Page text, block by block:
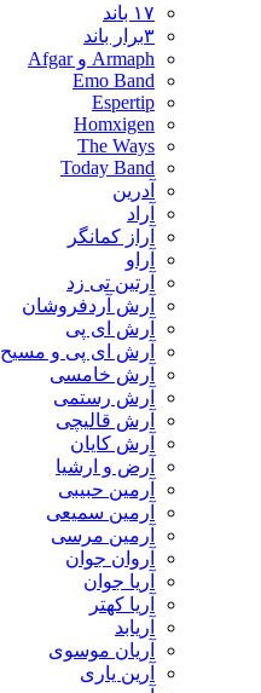
۱۷ باند
۳برار باند
Armaph و Afgar
Emo Band
Espertip
Homxigen
The Ways
Today Band
آدرین
آراد
آراز کمانگر
آراو
آرتین تی زد
آرش آردفروشان
آرش ای پی
آرش ای پی و مسیح
آرش خامسی
آرش رستمی
آرش قالیچی
آرش کایان
​آرض و ارشیا
آرمین حبیبی
آرمین سمیعی
آرمین مرسی
آروان جوان
آریا جوان
آریا کهتر
آریابد
آریان موسوی
آرین یاری